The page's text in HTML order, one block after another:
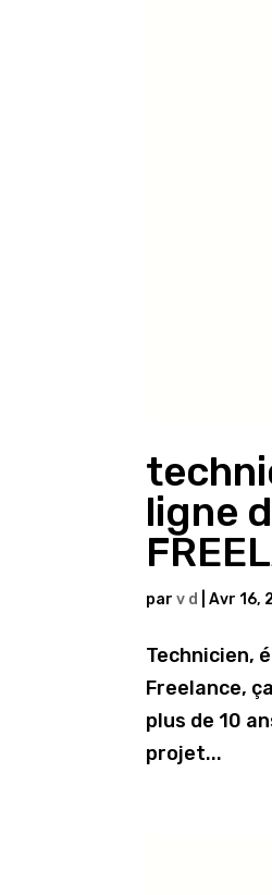
ligne
parv d |Avr 16,
Technicien,
Freelance,
plus de 10
projet...